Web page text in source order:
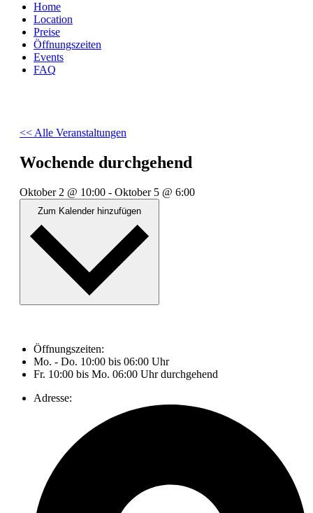
Home
Location
Preise
Öffnungszeiten
Events
FAQ
<< Alle Veranstaltungen
Wochende durchgehend
Oktober 2 @ 10:00 - Oktober 5 @ 6:00
Öffnungszeiten:
Mo. - Do. 10:00 bis 06:00 Uhr
Fr. 10:00 bis Mo. 06:00 Uhr durchgehend
Adresse: